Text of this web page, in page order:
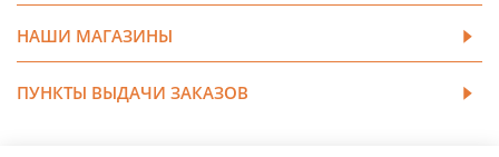
НАШИ МАГАЗИНЫ
ПУНКТЫ ВЫДАЧИ ЗАКАЗОВ